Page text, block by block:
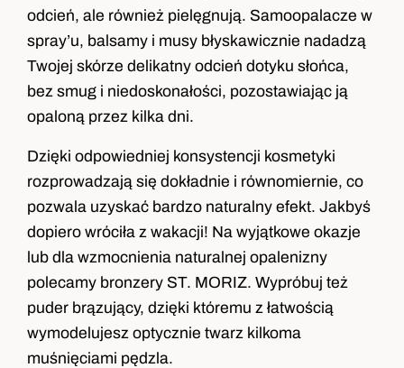
odcień, ale również pielęgnują. Samoopalacze w
spray’u, balsamy i musy błyskawicznie nadadzą
Twojej skórze delikatny odcień dotyku słońca,
bez smug i niedoskonałości, pozostawiając ją
opaloną przez kilka dni.
Dzięki odpowiedniej konsystencji kosmetyki
rozprowadzają się dokładnie i równomiernie, co
pozwala uzyskać bardzo naturalny efekt. Jakbyś
dopiero wróciła z wakacji! Na wyjątkowe okazje
lub dla wzmocnienia naturalnej opalenizny
polecamy bronzery ST. MORIZ. Wypróbuj też
puder brązujący, dzięki któremu z łatwością
wymodelujesz optycznie twarz kilkoma
muśnięciami pędzla.